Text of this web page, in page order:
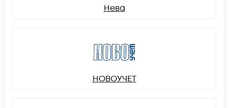
Нева
НОВОУЧЕТ